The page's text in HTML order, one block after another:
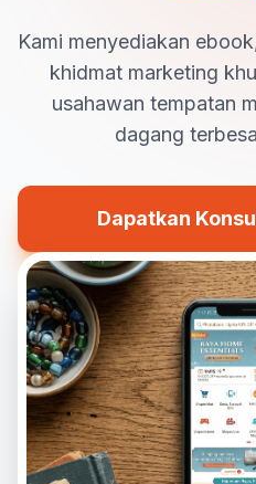
Kami menyediakan
khidmat marketing
usahawan tempatan
dagang
Dapatkan